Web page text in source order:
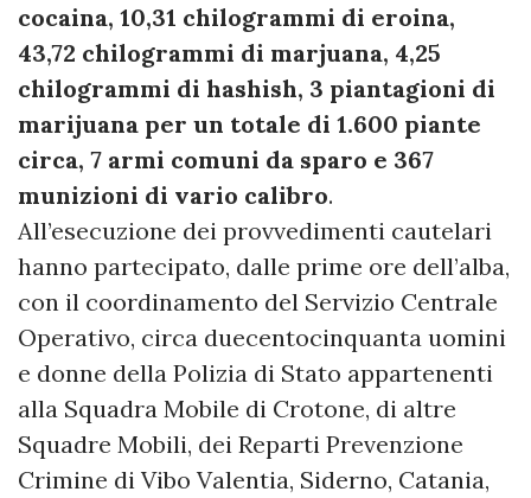
cocaina, 10,31 chilogrammi di eroina,
43,72 chilogrammi di marjuana, 4,25
chilogrammi di hashish, 3 piantagioni di
marijuana per un totale di 1.600 piante
circa, 7 armi comuni da sparo e 367
munizioni di vario calibro.
All’esecuzione dei provvedimenti cautelari
hanno partecipato, dalle prime ore dell’alba,
con il coordinamento del Servizio Centrale
Operativo, circa duecentocinquanta uomini
e donne della Polizia di Stato appartenenti
alla Squadra Mobile di Crotone, di altre
Squadre Mobili, dei Reparti Prevenzione
Crimine di Vibo Valentia, Siderno, Catania,